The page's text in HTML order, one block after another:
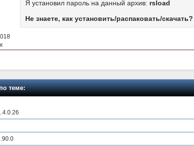
Я установил пароль на данный архив: rsload
Не знаете, как установить/распаковать/
теме: